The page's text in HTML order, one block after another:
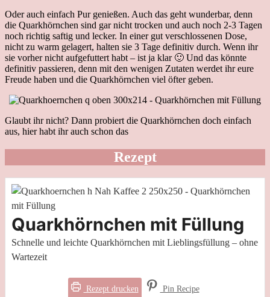
Oder auch einfach Pur genießen. Auch das geht wunderbar, denn
die Quarkhörnchen sind gar nicht trocken und auch noch 2-3 Tagen
noch richtig saftig und lecker. In einer gut verschlossenen Dose,
nicht zu warm gelagert, halten sie 3 Tage definitiv durch. Wenn ihr
sie vorher nicht aufgefuttert habt – ist ja klar 🙂 Und das könnte
definitiv passieren, denn mit den wenigen Zutaten werdet ihr eure
Freude haben und die Quarkhörnchen viel öfter geben.
Glaubt ihr nicht? Dann probiert die Quarkhörnchen doch einfach
aus, hier habt ihr auch schon das
Rezept
Quarkhörnchen mit Füllung
Schnelle und leichte Quarkhörnchen mit Lieblingsfüllung – ohne
Wartezeit
Rezept drucken Pin Recipe